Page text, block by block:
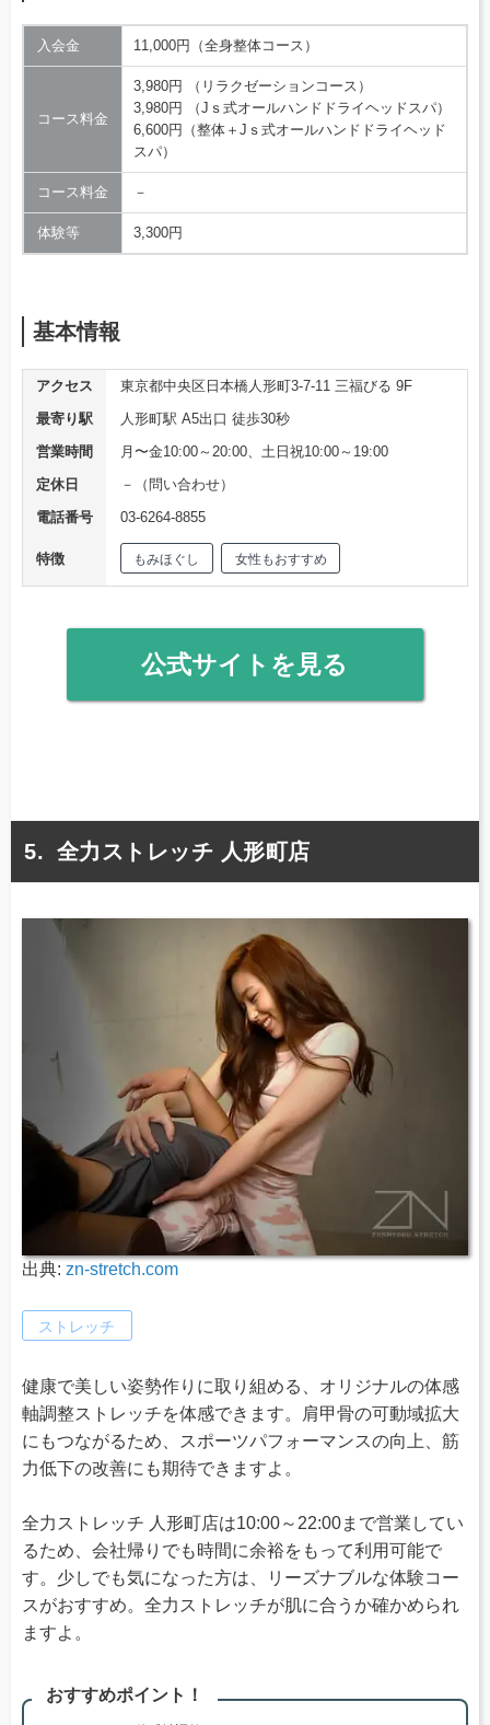
入会金 11,000円（全身整体コース）
コース料金
3,980円 （リラクゼーションコース）
3,980円 （Jｓ式オールハンドドライヘッドスパ）
6,600円（整体＋Jｓ式オールハンドドライヘッド
スパ）
コース料金 －
体験等 3,300円
基本情報
アクセス
東京都中央区日本橋人形町3-7-11 三福びる 9F
最寄り駅
人形町駅 A5出口 徒歩30秒
営業時間
月〜金10:00～20:00、土日祝10:00～19:00
定休日
－（問い合わせ）
電話番号
03-6264-8855
特徴 もみほぐし 女性もおすすめ
公式サイトを見る
全力ストレッチ 人形町店
出典: zn-stretch.com
ストレッチ
健康で美しい姿勢作りに取り組める、オリジナルの体感
軸調整ストレッチを体感できます。肩甲骨の可動域拡大
にもつながるため、スポーツパフォーマンスの向上、筋
力低下の改善にも期待できますよ。
全力ストレッチ 人形町店は10:00～22:00まで営業してい
るため、会社帰りでも時間に余裕をもって利用可能で
す。少しでも気になった方は、リーズナブルな体験コー
スがおすすめ。全力ストレッチが肌に合うか確かめられ
ますよ。
おすすめポイント！